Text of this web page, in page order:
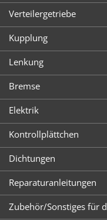
Verteilergetriebe
Kupplung
Lenkung
Bremse
Elektrik
Kontrollplättchen
Dichtungen
Reparaturanleitungen
Zubehör/Sonstiges für